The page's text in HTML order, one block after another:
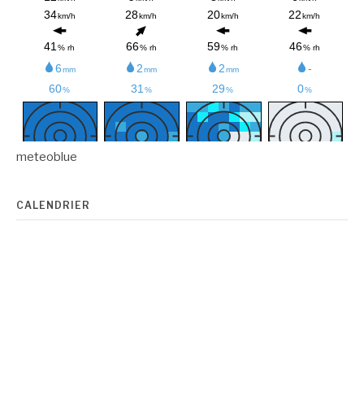
meteoblue
CALENDRIER